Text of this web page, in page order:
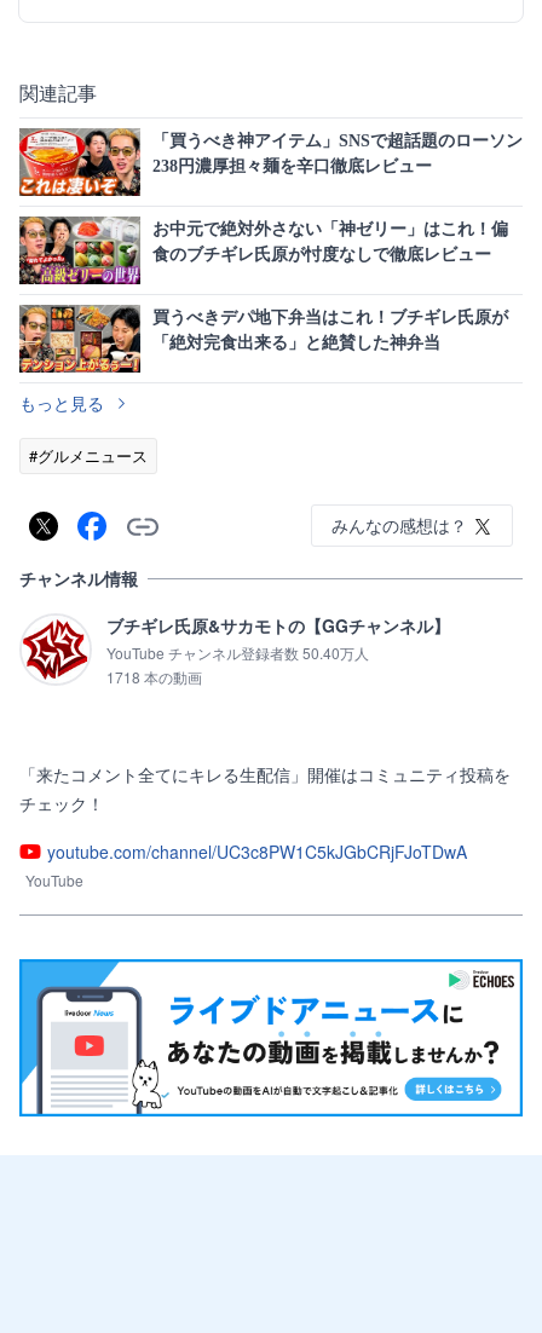
関連記事
「買うべき神アイテム」SNSで超話題のローソン
238円濃厚担々麺を辛口徹底レビュー
お中元で絶対外さない「神ゼリー」はこれ！偏
食のブチギレ氏原が忖度なしで徹底レビュー
買うべきデパ地下弁当はこれ！ブチギレ氏原が
「絶対完食出来る」と絶賛した神弁当
もっと見る
#グルメニュース
みんなの感想は？
チャンネル情報
ブチギレ氏原&サカモトの【GGチャンネル】
YouTube チャンネル登録者数 50.40万人
1718 本の動画
「来たコメント全てにキレる生配信」開催はコミュニティ投稿を
youtube.com/channel/UC3c8PW1C5kJGbCRjFJoTDwA
YouTube